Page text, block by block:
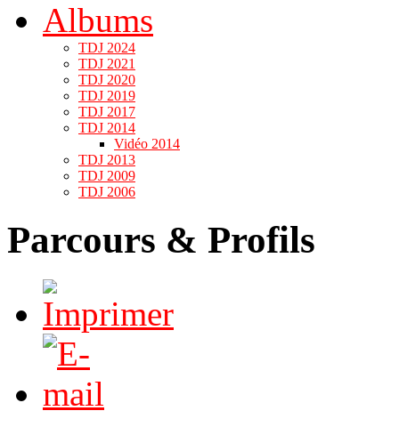
Albums
TDJ 2024
TDJ 2021
TDJ 2020
TDJ 2019
TDJ 2017
TDJ 2014
Vidéo 2014
TDJ 2013
TDJ 2009
TDJ 2006
Parcours & Profils